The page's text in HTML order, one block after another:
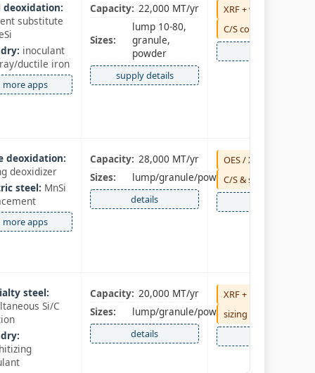
deoxidation:
substitute
inoculant
ductile iron
more apps
Capacity: 22,000 MT/yr
Sizes:
lump 10-80,
granule,
powder
supply details
XRF + wet Si
C/S combustion
deoxidation:
deoxidizer
steel: MnSi
more apps
Capacity: 28,000 MT/yr
Sizes:
lump/granule/powder
details
OES / XRF
C/S & sizing
steel:
Si/C
Capacity: 20,000 MT/yr
Sizes:
lump/granule/powder
details
XRF + LECO C/S
sizing certified